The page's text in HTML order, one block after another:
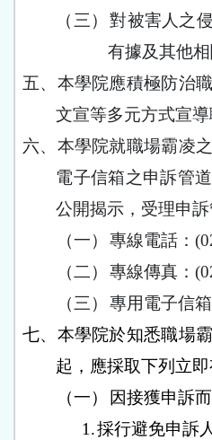
（三）
對被害人之
有據及其他相
五、 本學院應積極防治
文宣等多元方式宣
六、 本學院就職場霸凌
電子信箱之申訴管
公開揭示，受理申訴
（一）
專線電話：
（二）
專線傳真：
（三）
專用電子信箱
七、 本學院於知悉職場
起，應採取下列立
（一）
因接獲申訴
1.採行避免申訴